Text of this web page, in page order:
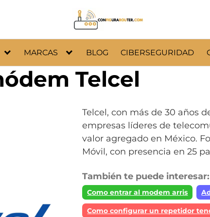
MARCAS BLOG CIBERSEGURIDAD
Telcel
Telcel, con más de 30 años
empresas líderes de
valor agregado en México.
Móvil, con presencia en 25
También te puede interesar:
Como entrar al modem arris
Como configurar un repetidor